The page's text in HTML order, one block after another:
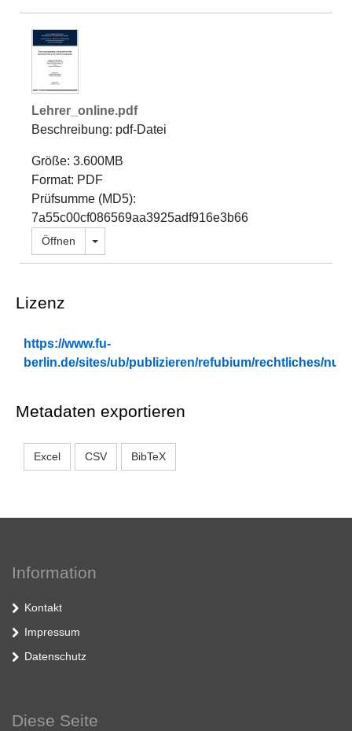
Lehrer_online.pdf
Beschreibung: pdf-Datei
Größe: 3.600MB
Format: PDF
Prüfsumme (MD5):
7a55c00cf086569aa3925adf916e3b66
Öffnen Dropdown öffnen
Lizenz
https://www.fu-
berlin.de/sites/ub/publizieren/refubium/rechtliches/
Metadaten exportieren
Excel CSV BibTeX
Information
Kontakt
Impressum
Datenschutz
Diese Seite